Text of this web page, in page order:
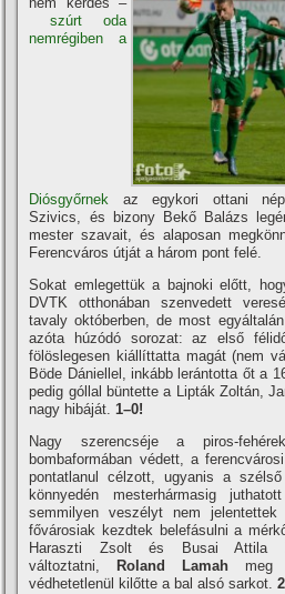
szúrt oda
nemrégiben a
Diósgyőrnek az egykori ottani
Szivics, és bizony Bekő Balázs
mester szavait, és alaposan
Ferencváros útját a három pont felé.
Sokat emlegettük a bajnoki előtt,
DVTK otthonában szenvedett
tavaly októberben, de most
azóta húzódó sorozat: az első
fölöslegesen kiállí­ttatta magát (nem
Böde Dániellel, inkább lerántotta őt a
pedig góllal büntette a Lipták Zoltán,
nagy hibáját.1–0!
Nagy szerencséje a piros-
bombaformában védett, a
pontatlanul célzott, ugyanis a
könnyedén mesterhármasig
semmilyen veszélyt nem
fővárosiak kezdtek belefásulni a
Haraszti Zsolt és Busai Attila
változtatni,
Roland Lamah meg
védhetetlenül kilőtte a bal alsó sarkot.